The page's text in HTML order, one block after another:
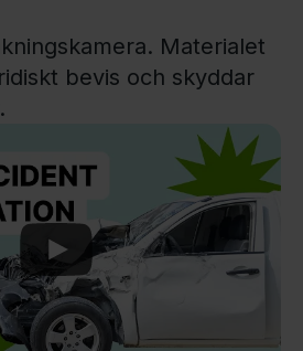
Play
Materialet
bevis och skyddar